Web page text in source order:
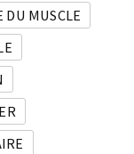
DU MUSCLE